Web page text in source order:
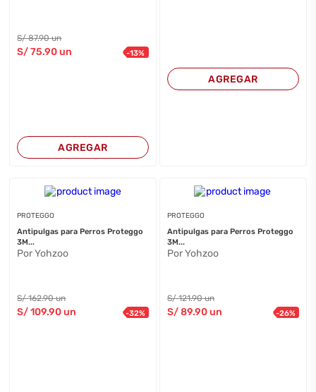
S/87.90 un
S/75.90 un -13%
AGREGAR
AGREGAR
PROTEGGO
Antipulgas para Perros Proteggo
3M...
Por Yohzoo
S/162.90 un
S/109.90 un -32%
PROTEGGO
Antipulgas para Perros Proteggo
3M...
Por Yohzoo
S/121.90 un
S/89.90un -26%